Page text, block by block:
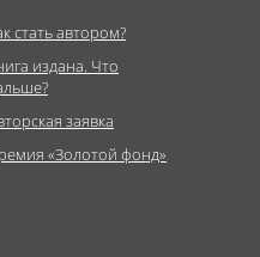
стать автором?
издана. Что
заявка
«Золотой фонд»